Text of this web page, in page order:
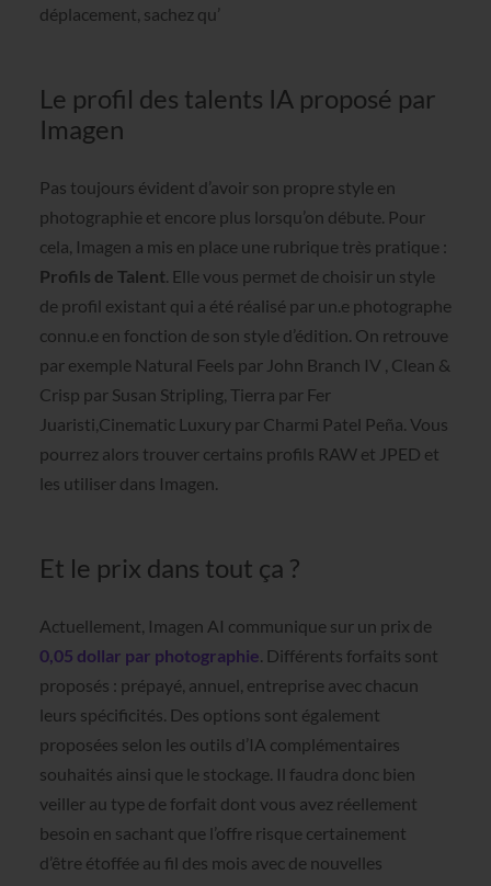
déplacement, sachez qu’
Le profil des talents IA proposé par
Imagen
Pas toujours évident d’avoir son propre style en
photographie et encore plus lorsqu’on débute. Pour
cela, Imagen a mis en place une rubrique très pratique :
Profils de Talent . Elle vous permet de choisir un style
de profil existant qui a été réalisé par un.e photographe
connu.e en fonction de son style d’édition. On retrouve
par exemple Natural Feels par John Branch IV , Clean &
Crisp par Susan Stripling, Tierra par Fer
Juaristi,Cinematic Luxury par Charmi Patel Peña. Vous
pourrez alors trouver certains profils RAW et JPED et
les utiliser dans Imagen.
Et le prix dans tout ça ?
Actuellement, Imagen AI communique sur un prix de
0,05 dollar par photographie . Différents forfaits sont
proposés : prépayé, annuel, entreprise avec chacun
leurs spécificités. Des options sont également
proposées selon les outils d’IA complémentaires
souhaités ainsi que le stockage. Il faudra donc bien
veiller au type de forfait dont vous avez réellement
besoin en sachant que l’offre risque certainement
d’être étoffée au fil des mois avec de nouvelles